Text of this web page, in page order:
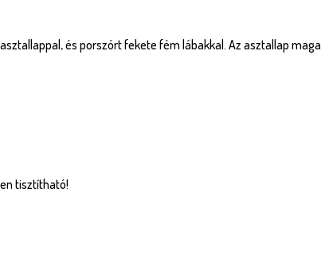
és porszórt fekete fém lábakkal. Az asztallap
tisztítható!